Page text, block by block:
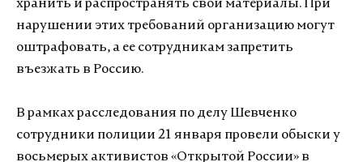
хранить и распространять свои материалы. При
нарушении этих требований организацию могут
оштрафовать, а ее сотрудникам запретить
въезжать в Россию.
В рамках расследования по делу Шевченко
сотрудники полиции 21 января провели обыски у
восьмерых активистов «Открытой России» в